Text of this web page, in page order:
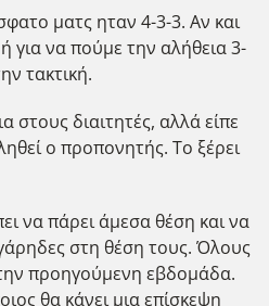
ματς ηταν 4-3-3. Αν και
για να πούμε την αλήθεια 3-
τακτική.
διαιτητές, αλλά είπε
ο προπονητής. Το ξέρει
να πάρει άμεσα θέση και να
στη θέση τους. Όλους
προηγούμενη εβδομάδα.
θα κάνει μια επίσκεψη